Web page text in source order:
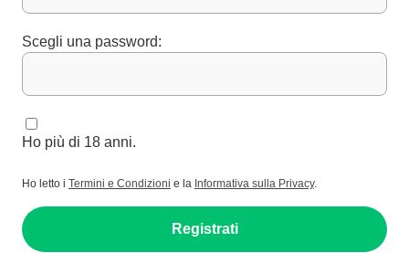
Scegli una password:
Ho più di 18 anni.
Ho letto i Termini e Condizioni e la Informativa sulla Privacy.
Registrati